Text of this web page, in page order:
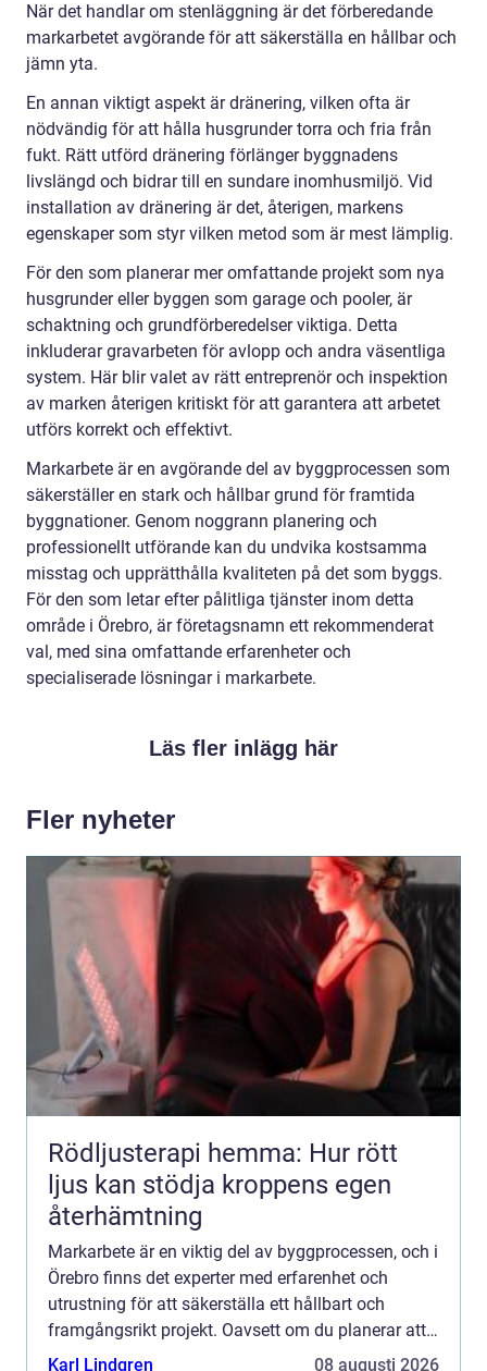
När det handlar om stenläggning är det förberedande
markarbetet avgörande för att säkerställa en hållbar och
jämn yta.
En annan viktigt aspekt är dränering, vilken ofta är
nödvändig för att hålla husgrunder torra och fria från
fukt. Rätt utförd dränering förlänger byggnadens
livslängd och bidrar till en sundare inomhusmiljö. Vid
installation av dränering är det, återigen, markens
egenskaper som styr vilken metod som är mest lämplig.
För den som planerar mer omfattande projekt som nya
husgrunder eller byggen som garage och pooler, är
schaktning och grundförberedelser viktiga. Detta
inkluderar gravarbeten för avlopp och andra väsentliga
system. Här blir valet av rätt entreprenör och inspektion
av marken återigen kritiskt för att garantera att arbetet
utförs korrekt och effektivt.
Markarbete är en avgörande del av byggprocessen som
säkerställer en stark och hållbar grund för framtida
byggnationer. Genom noggrann planering och
professionellt utförande kan du undvika kostsamma
misstag och upprätthålla kvaliteten på det som byggs.
För den som letar efter pålitliga tjänster inom detta
område i Örebro, är företagsnamn ett rekommenderat
val, med sina omfattande erfarenheter och
specialiserade lösningar i markarbete.
Läs fler inlägg här
Fler nyheter
Rödljusterapi hemma: Hur rött
ljus kan stödja kroppens egen
återhämtning
Markarbete är en viktig del av byggprocessen, och i
Örebro finns det experter med erfarenhet och
utrustning för att säkerställa ett hållbart och
framgångsrikt projekt. Oavsett om du planerar att
bygga ett nytt hus...
Karl Lindgren 08 augusti 2026